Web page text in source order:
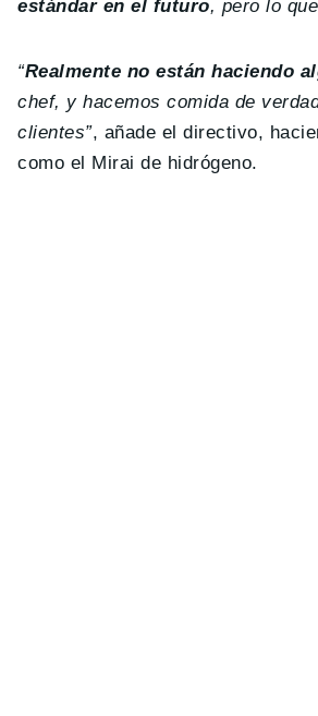
estándar en el futuro, pero lo
“Realmente no están haciendo
chef, y hacemos comida de
clientes”, añade el directivo,
como el Mirai de hidrógeno.